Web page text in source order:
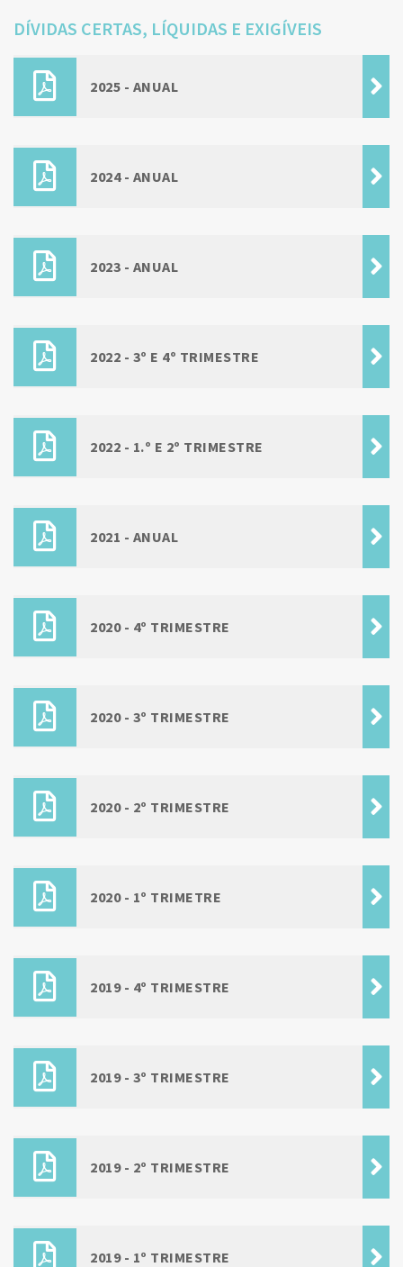
DÍVIDAS CERTAS, LÍQUIDAS E EXIGÍVEIS
2025 - ANUAL
2024 - ANUAL
2023 - ANUAL
2022 - 3º E 4º TRIMESTRE
2022 - 1.º E 2º TRIMESTRE
2021 - ANUAL
2020 - 4º TRIMESTRE
2020 - 3º TRIMESTRE
2020 - 2º TRIMESTRE
2020 - 1º TRIMETRE
2019 - 4º TRIMESTRE
2019 - 3º TRIMESTRE
2019 - 2º TRIMESTRE
2019 - 1º TRIMESTRE